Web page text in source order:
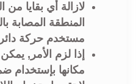
لازالة أي بقايا
المنطقة المصابة
مستخدم حركة
إذا لزم الأمر,
مكانها بإستخدام